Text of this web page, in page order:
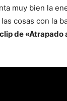
muy bien la
cosas con la
de «Atrapado